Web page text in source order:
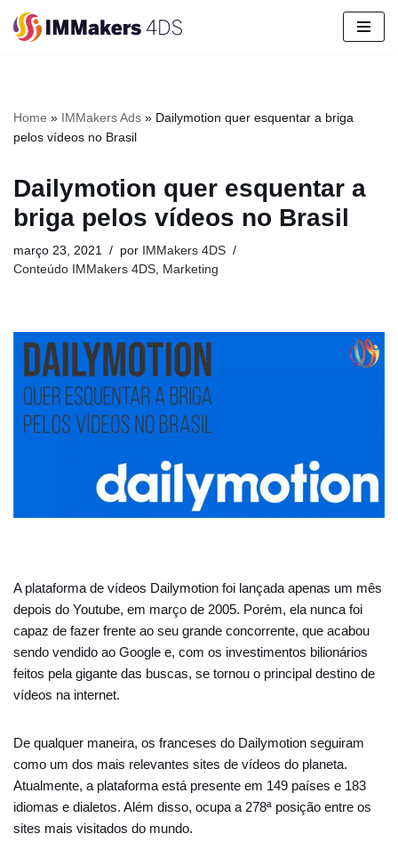
conteúdo
Home » IMMakers Ads » Dailymotion quer esquentar a briga
pelos vídeos no Brasil
Dailymotion quer esquentar a
briga pelos vídeos no Brasil
março 23, 2021 por IMMakers 4DS
Conteúdo IMMakers 4DS Marketing
A plataforma de vídeos Dailymotion foi lançada apenas um mês
depois do Youtube, em março de 2005. Porém, ela nunca foi
capaz de fazer frente ao seu grande concorrente, que acabou
sendo vendido ao Google e, com os investimentos bilionários
feitos pela gigante das buscas, se tornou o principal destino de
vídeos na internet.
De qualquer maneira, os franceses do Dailymotion seguiram
como um dos mais relevantes sites de vídeos do planeta.
Atualmente, a plataforma está presente em 149 países e 183
idiomas e dialetos. Além disso, ocupa a 278ª posição entre os
sites mais visitados do mundo.